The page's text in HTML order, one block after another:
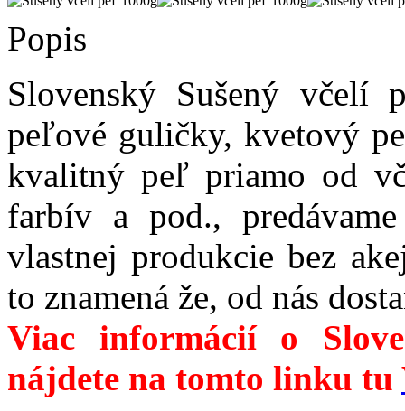
Popis
Slovenský Sušený včelí
peľové guličky, kvetový
kvalitný peľ priamo od
farbív a pod.,
vlastnej produkcie bez
to znamená že, od nás
Viac informácií o
nájdete na tomto linku tu